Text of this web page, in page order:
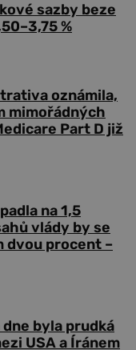
sazby beze
%
oznámila,
mimořádných
Part D již
na 1,5
vlády by se
dvou procent –
byla prudká
USA a Íránem